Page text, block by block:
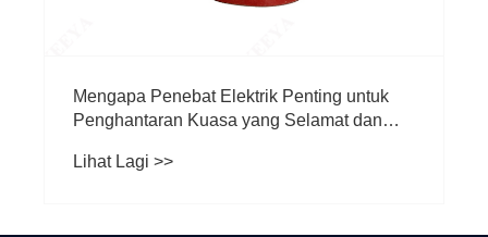
untuk
dan